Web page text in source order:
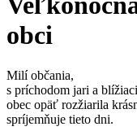
obci
Milí občania,
s príchodom jari a
obec opäť rozžiarila
spríjemňuje tieto dni.